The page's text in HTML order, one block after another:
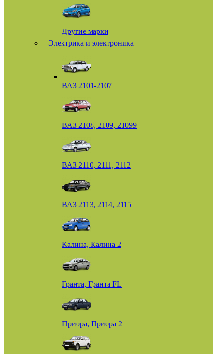
Другие марки
Электрика и электроника
ВАЗ 2101-2107
ВАЗ 2108, 2109, 21099
ВАЗ 2110, 2111, 2112
ВАЗ 2113, 2114, 2115
Калина, Калина 2
Гранта, Гранта FL
Приора, Приора 2